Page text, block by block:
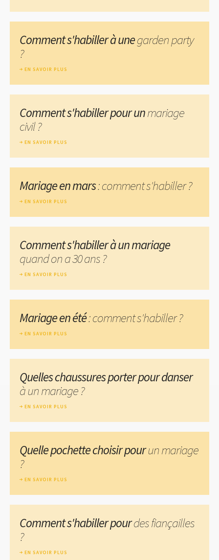
Comment s'habiller à unegarden party
?
EN SAVOIR PLUS
Comment s'habiller pour unmariage
civil ?
EN SAVOIR PLUS
Mariage en mars: comment s'habiller ?
EN SAVOIR PLUS
Comment s'habiller à un mariage
quand on a 30 ans ?
EN SAVOIR PLUS
Mariage en été: comment s'habiller ?
EN SAVOIR PLUS
Quelles chaussures porter pour danser
à un mariage ?
EN SAVOIR PLUS
Quelle pochette choisir pourun mariage
?
EN SAVOIR PLUS
Comment s'habiller pourdes fiançailles
?
EN SAVOIR PLUS